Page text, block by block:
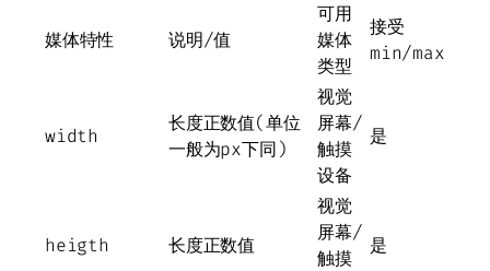
媒体特性 说明/值
可用
媒体
类型
接受
min/max
width
长度正数值(单位
一般为px下同)
视觉
屏幕/
触摸
设备
是
heigth 长度正数值
视觉
屏幕/
触摸
是